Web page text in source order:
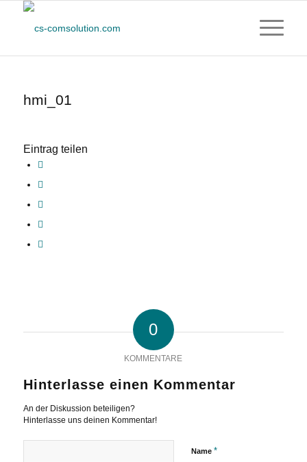
hmi_01
Eintrag teilen
0
KOMMENTARE
Hinterlasse einen Kommentar
An der Diskussion beteiligen?
Hinterlasse uns deinen Kommentar!
Name *